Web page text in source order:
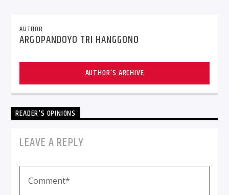
AUTHOR
ARGOPANDOYO TRI HANGGONO
AUTHOR'S ARCHIVE
READER'S OPINIONS
LEAVE A REPLY